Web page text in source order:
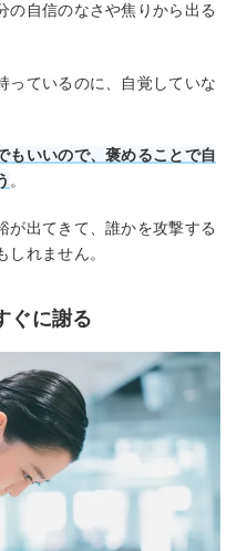
の自信のなさや焦りから出る
っているのに、自覚していな
もいいので、褒めることで自
。
が出てきて、誰かを攻撃する
れません。
ぐに謝る